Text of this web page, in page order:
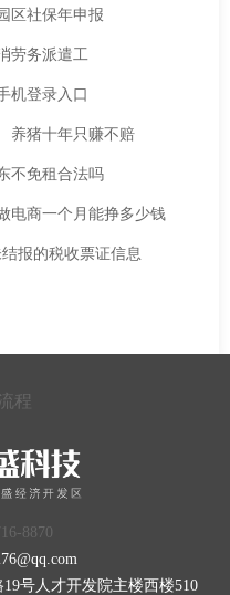
区社保年申报
劳务派遣工
机登录入口
养猪十年只赚不赔
不免租合法吗
电商一个月能挣多少钱
报的税收票证信息
程
8870
号人才开发院主楼西楼510